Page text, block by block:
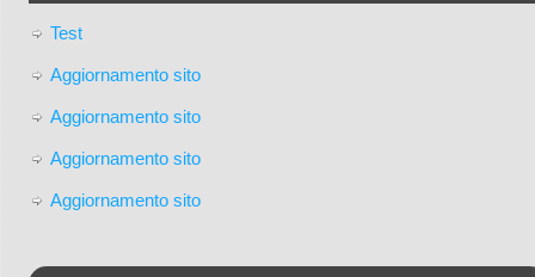
Test
Aggiornamento sito
Aggiornamento sito
Aggiornamento sito
Aggiornamento sito